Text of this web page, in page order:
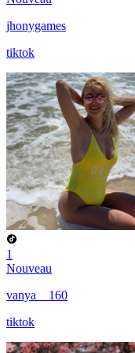
jhonygames
tiktok
1
Nouveau
vanya__160
tiktok